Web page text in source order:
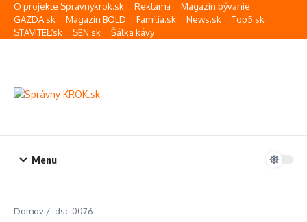
Preskočiť na obsah
O projekte Spravnykrok.sk Reklama
Magazín bývanie
GAZDA.sk
Magazín BOLD Família.sk News.sk
Top5.sk
STAVITEĽ.sk
SEN.sk Šálka kávy
Menu
Domov /-dsc-0076